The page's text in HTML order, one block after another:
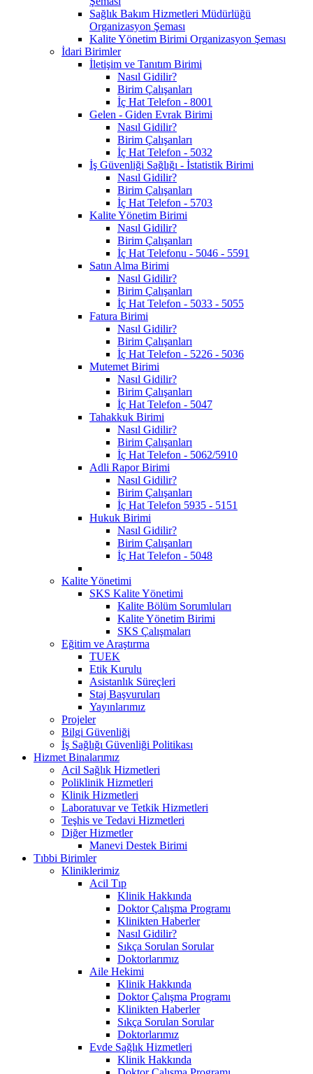
Sağlık Bakım Hizmetleri Müdürlüğü
Organizasyon Şeması
Kalite Yönetim Birimi Organizasyon Şeması
İdari Birimler
İletişim ve Tanıtım Birimi
Nasıl Gidilir?
Birim Çalışanları
İç Hat Telefon - 8001
Gelen - Giden Evrak Birimi
Nasıl Gidilir?
Birim Çalışanları
İç Hat Telefon - 5032
İş Güvenliği Sağlığı - İstatistik Birimi
Nasıl Gidilir?
Birim Çalışanları
İç Hat Telefon - 5703
Kalite Yönetim Birimi
Nasıl Gidilir?
Birim Çalışanları
İç Hat Telefonu - 5046 - 5591
Satın Alma Birimi
Nasıl Gidilir?
Birim Çalışanları
İç Hat Telefon - 5033 - 5055
Fatura Birimi
Nasıl Gidilir?
Birim Çalışanları
İç Hat Telefon - 5226 - 5036
Mutemet Birimi
Nasıl Gidilir?
Birim Çalışanları
İç Hat Telefon - 5047
Tahakkuk Birimi
Nasıl Gidilir?
Birim Çalışanları
İç Hat Telefon - 5062/5910
Adli Rapor Birimi
Nasıl Gidilir?
Birim Çalışanları
İç Hat Telefon 5935 - 5151
Hukuk Birimi
Nasıl Gidilir?
Birim Çalışanları
İç Hat Telefon - 5048
Kalite Yönetimi
SKS Kalite Yönetimi
Kalite Bölüm Sorumluları
Kalite Yönetim Birimi
SKS Çalışmaları
Eğitim ve Araştırma
TUEK
Etik Kurulu
Asistanlık Süreçleri
Staj Başvuruları
Yayınlarımız
Projeler
Bilgi Güvenliği
İş Sağlığı Güvenliği Politikası
Hizmet Binalarımız
Acil Sağlık Hizmetleri
Poliklinik Hizmetleri
Klinik Hizmetleri
Laboratuvar ve Tetkik Hizmetleri
Teşhis ve Tedavi Hizmetleri
Diğer Hizmetler
Manevi Destek Birimi
Tıbbi Birimler
Kliniklerimiz
Acil Tıp
Klinik Hakkında
Doktor Çalışma Programı
Klinikten Haberler
Nasıl Gidilir?
Sıkça Sorulan Sorular
Doktorlarımız
Aile Hekimi
Klinik Hakkında
Doktor Çalışma Programı
Klinikten Haberler
Sıkça Sorulan Sorular
Doktorlarımız
Evde Sağlık Hizmetleri
Klinik Hakkında